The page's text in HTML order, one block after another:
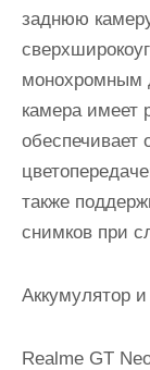
заднюю
монохромным
камера имеет
обеспечивает
также
снимков при
Аккумулятор и
Realme GT